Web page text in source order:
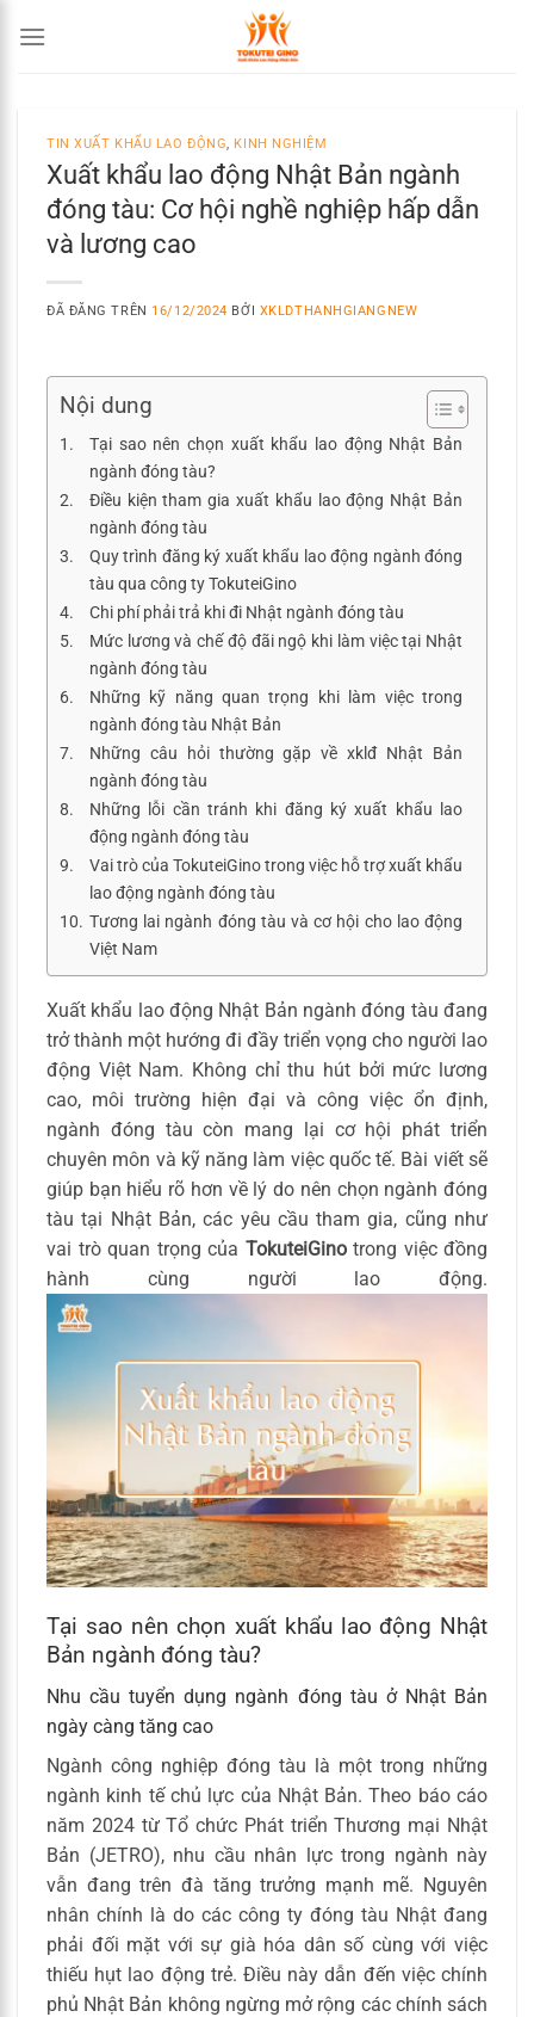
đến
TIN XUẤT KHẨU LAO ĐỘNG, KINH NGHIỆM
Xuất khẩu lao động Nhật Bản ngành
đóng tàu: Cơ hội nghề nghiệp hấp dẫn
và lương cao
ĐÃ ĐĂNG TRÊN 16/12/2024 BỞI XKLDTHANHGIANGNEW
Nội dung
Tại sao nên chọn xuất khẩu lao động Nhật Bản
ngành đóng tàu?
Điều kiện tham gia xuất khẩu lao động Nhật Bản
ngành đóng tàu
Quy trình đăng ký xuất khẩu lao động ngành đóng
tàu qua công ty TokuteiGino
Chi phí phải trả khi đi Nhật ngành đóng tàu
Mức lương và chế độ đãi ngộ khi làm việc tại Nhật
ngành đóng tàu
Những kỹ năng quan trọng khi làm việc trong
ngành đóng tàu Nhật Bản
Những câu hỏi thường gặp về xklđ Nhật Bản
ngành đóng tàu
Những lỗi cần tránh khi đăng ký xuất khẩu lao
động ngành đóng tàu
Vai trò của TokuteiGino trong việc hỗ trợ xuất khẩu
lao động ngành đóng tàu
Tương lai ngành đóng tàu và cơ hội cho lao động
Việt Nam
Xuất khẩu lao động Nhật Bản ngành đóng tàu đang
trở thành một hướng đi đầy triển vọng cho người lao
động Việt Nam. Không chỉ thu hút bởi mức lương
cao, môi trường hiện đại và công việc ổn định,
ngành đóng tàu còn mang lại cơ hội phát triển
chuyên môn và kỹ năng làm việc quốc tế. Bài viết sẽ
giúp bạn hiểu rõ hơn về lý do nên chọn ngành đóng
tàu tại Nhật Bản, các yêu cầu tham gia, cũng như
vai trò quan trọng của TokuteiGinotrong việc đồng
hành cùng người lao động.
Tại sao nên chọn xuất khẩu lao động Nhật
Bản ngành đóng tàu?
Nhu cầu tuyển dụng ngành đóng tàu ở Nhật Bản
ngày càng tăng cao
Ngành công nghiệp đóng tàu là một trong những
ngành kinh tế chủ lực của Nhật Bản. Theo báo cáo
năm 2024 từ Tổ chức Phát triển Thương mại Nhật
Bản (JETRO), nhu cầu nhân lực trong ngành này
vẫn đang trên đà tăng trưởng mạnh mẽ. Nguyên
nhân chính là do các công ty đóng tàu Nhật đang
phải đối mặt với sự già hóa dân số cùng với việc
thiếu hụt lao động trẻ. Điều này dẫn đến việc chính
phủ Nhật Bản không ngừng mở rộng các chính sách